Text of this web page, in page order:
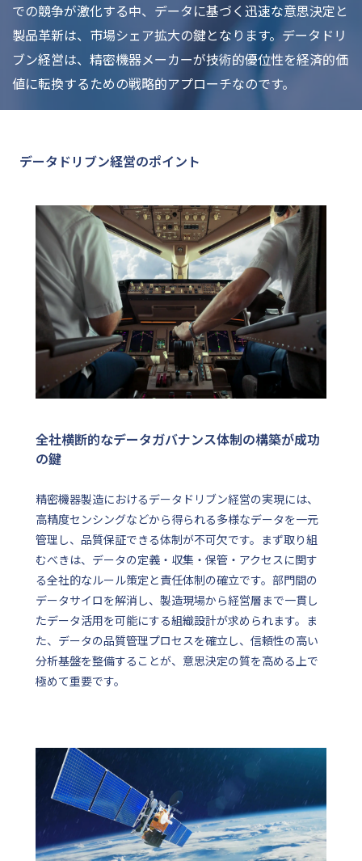
での競争が激化する中、データに基づく迅速な意思決定と
製品革新は、市場シェア拡大の鍵となります。データドリ
ブン経営は、精密機器メーカーが技術的優位性を経済的価
値に転換するための戦略的アプローチなのです。
データドリブン経営のポイント
全社横断的なデータガバナンス体制の構築が成功
の鍵
精密機器製造におけるデータドリブン経営の実現には、
高精度センシングなどから得られる多様なデータを一元
管理し、品質保証できる体制が不可欠です。まず取り組
むべきは、データの定義・収集・保管・アクセスに関す
る全社的なルール策定と責任体制の確立です。部門間の
データサイロを解消し、製造現場から経営層まで一貫し
たデータ活用を可能にする組織設計が求められます。ま
た、データの品質管理プロセスを確立し、信頼性の高い
分析基盤を整備することが、意思決定の質を高める上で
極めて重要です。